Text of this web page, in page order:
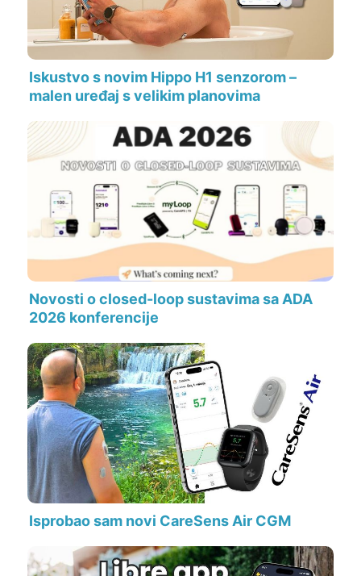
Iskustvo s novim Hippo H1 senzorom –
malen uređaj s velikim planovima
Novosti o closed-loop sustavima sa ADA
2026 konferencije
Isprobao sam novi CareSens Air CGM